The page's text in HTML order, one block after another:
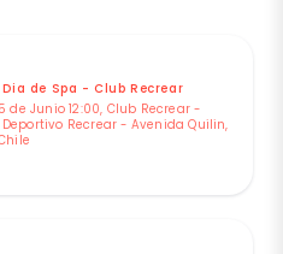
Dia de Spa - Club Recrear
de Junio 12:00, Club Recrear -
Recrear - Avenida Quilin,